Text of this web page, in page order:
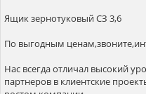
Ящик зернотуковый СЗ 3,6
По выгодным
Нас всегда отличал высокий
партнеров в клиентские